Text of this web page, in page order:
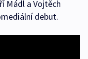
Mádl a Vojtěch
debut.